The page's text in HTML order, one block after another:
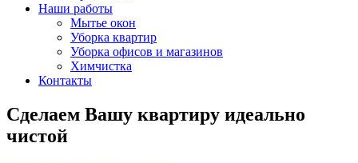
Наши работы
Мытье окон
Уборка квартир
Уборка офисов и магазинов
Химчистка
Контакты
Сделаем Вашу квартиру идеально
чистой